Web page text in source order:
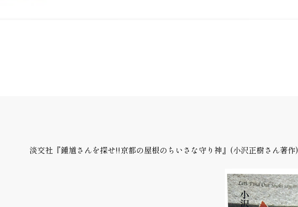
淡交社『鍾馗さんを探せ!!京都の屋根のちいさな守り神』(小沢正樹さん著作)